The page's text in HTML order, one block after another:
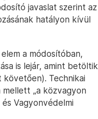
javaslat szerint az
hatályon kívül
a módosítóban,
is lejár, amint betöltik
Technikai
„a közvagyon
Vagyonvédelmi